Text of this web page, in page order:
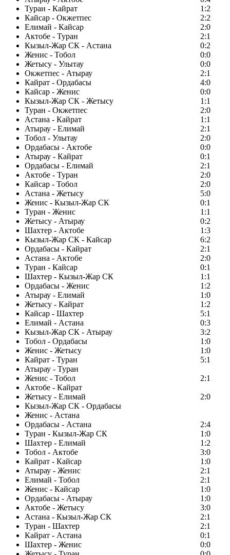
Туран - Кайрат
1:2
Кайсар - Окжетпес
2:2
Елимай - Кайсар
2:0
Актобе - Туран
2:1
Кызыл-Жар СК - Астана
0:2
Женис - Тобол
0:0
Жетысу - Улытау
0:0
Окжетпес - Атырау
2:1
Кайрат - Ордабасы
4:0
Кайсар - Женис
0:0
Кызыл-Жар СК - Жетысу
1:1
Туран - Окжетпес
2:0
Астана - Кайрат
1:1
Атырау - Елимай
2:1
Тобол - Улытау
2:0
Ордабасы - Актобе
0:0
Атырау - Кайрат
0:1
Ордабасы - Елимай
2:1
Актобе - Туран
2:0
Кайсар - Тобол
2:0
Астана - Жетысу
5:0
Женис - Кызыл-Жар СК
0:1
Туран - Женис
1:1
Жетысу - Атырау
0:2
Шахтер - Актобе
1:3
Кызыл-Жар СК - Кайсар
6:2
Ордабасы - Кайрат
2:1
Астана - Актобе
2:0
Туран - Кайсар
0:1
Шахтер - Кызыл-Жар СК
1:1
Ордабасы - Женис
1:2
Атырау - Елимай
1:0
Жетысу - Кайрат
1:2
Кайсар - Шахтер
5:1
Елимай - Астана
0:3
Кызыл-Жар СК - Атырау
3:2
Тобол - Ордабасы
1:0
Женис - Жетысу
1:0
Кайрат - Туран
5:1
Атырау - Туран
Женис - Тобол
2:1
Актобе - Кайрат
Жетысу - Елимай
2:0
Кызыл-Жар СК - Ордабасы
Женис - Астана
Ордабасы - Астана
2:4
Туран - Кызыл-Жар СК
1:0
Шахтер - Елимай
1:2
Тобол - Актобе
3:0
Кайрат - Кайсар
1:0
Атырау - Женис
2:1
Елимай - Тобол
2:1
Женис - Кайсар
1:0
Ордабасы - Атырау
1:0
Актобе - Жетысу
3:0
Астана - Кызыл-Жар СК
2:1
Туран - Шахтер
2:1
Кайрат - Астана
0:1
Шахтер - Женис
0:0